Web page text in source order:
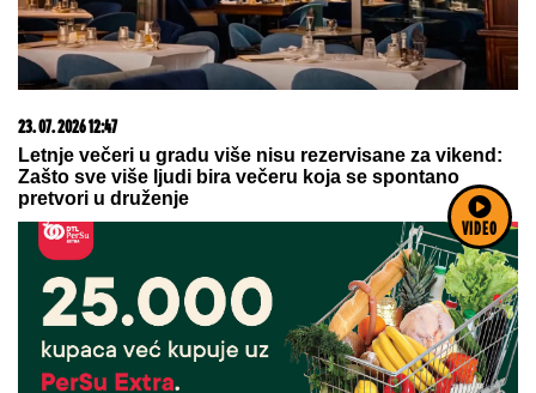
VIDEO
07. 08. 2026 09:47
Čiji hromozom određuje pol deteta? XX rađa se